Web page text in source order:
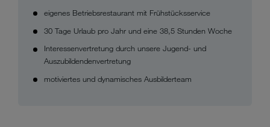
eigenes Betriebsrestaurant mit Frühstücksservice
30 Tage Urlaub pro Jahr und eine 38,5 Stunden Woche
Interessenvertretung durch unsere Jugend- und
Auszubildendenvertretung
motiviertes und dynamisches Ausbilderteam